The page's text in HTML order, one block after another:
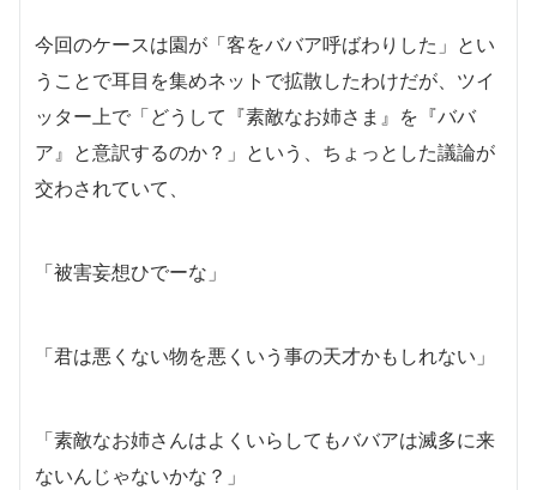
今回のケースは園が「客をババア呼ばわりした」とい
うことで耳目を集めネットで拡散したわけだが、ツイ
ッター上で「どうして『素敵なお姉さま』を『ババ
ア』と意訳するのか？」という、ちょっとした議論が
交わされていて、
「被害妄想ひでーな」
「君は悪くない物を悪くいう事の天才かもしれない」
「素敵なお姉さんはよくいらしてもババアは滅多に来
ないんじゃないかな？」